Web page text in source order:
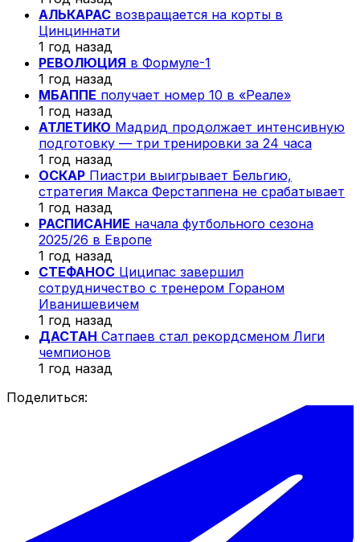
АЛЬКАРАС возвращается на корты в
Цинциннати
1 год назад
РЕВОЛЮЦИЯ в Формуле-1
1 год назад
МБАППЕ получает номер 10 в «Реале»
1 год назад
АТЛЕТИКО Мадрид продолжает интенсивную
подготовку — три тренировки за 24 часа
1 год назад
ОСКАР Пиастри выигрывает Бельгию,
стратегия Макса Ферстаппена не срабатывает
1 год назад
РАСПИСАНИЕ начала футбольного сезона
2025/26 в Европе
1 год назад
СТЕФАНОС Циципас завершил
сотрудничество с тренером Гораном
Иванишевичем
1 год назад
ДАСТАН Сатпаев стал рекордсменом Лиги
чемпионов
1 год назад
Поделиться: